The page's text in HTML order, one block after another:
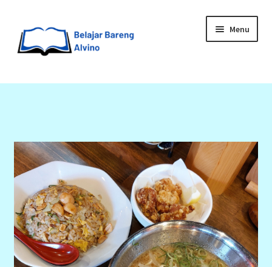
Menu
HOME
UPGRADE DIRI
ABOUT ME